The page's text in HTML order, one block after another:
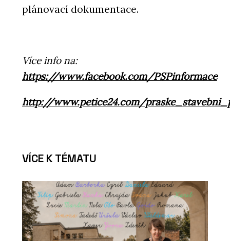
plánovací dokumentace.
Více info na:
https://www.facebook.com/PSPinformace
http://www.petice24.com/
VÍCE K TÉMATU